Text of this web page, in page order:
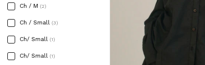
Ch / M (2)
Ch / Small (3)
Ch/ Small (1)
Ch/ Small (1)